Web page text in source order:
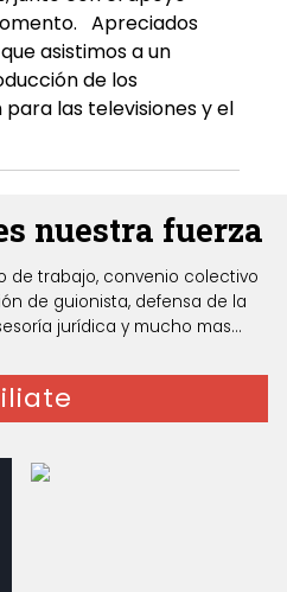
Apreciados
asistimos a un
de los
las televisiones y el
nuestra fuerza
de trabajo, convenio colectivo
de guionista, defensa de la
jurídica y mucho mas...